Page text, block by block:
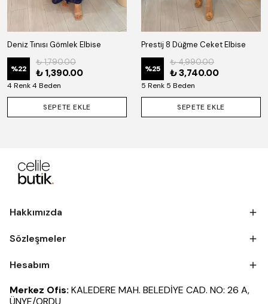
Deniz Tınısı Gömlek Elbise
%22
₺ 1,790.00
₺ 1,390.00
4 Renk 4 Beden
SEPETE EKLE
Prestij 8 Düğme Ceket Elbise
%25
₺ 4,990.00
₺ 3,740.00
5 Renk 5 Beden
SEPETE EKLE
Hakkımızda
Sözleşmeler
Hesabım
Merkez Ofis: KALEDERE MAH. BELEDİYE CAD. NO: 26 A,
ÜNYE/ORDU